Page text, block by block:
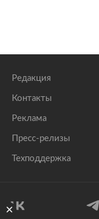
Редакция
Контакты
Реклама
Пресс-релизы
Техподдержка